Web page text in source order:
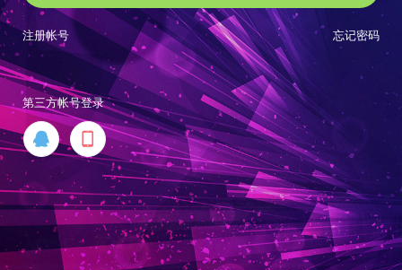
忘记密码
注册帐号
第三方帐号登录
 